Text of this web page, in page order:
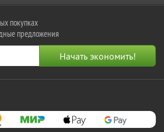
покупках
предложения